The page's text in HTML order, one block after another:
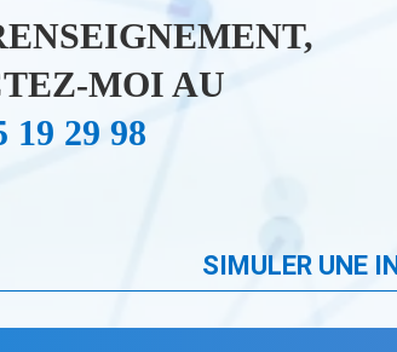
MOI AU
19 29 98
SIMULER UNE